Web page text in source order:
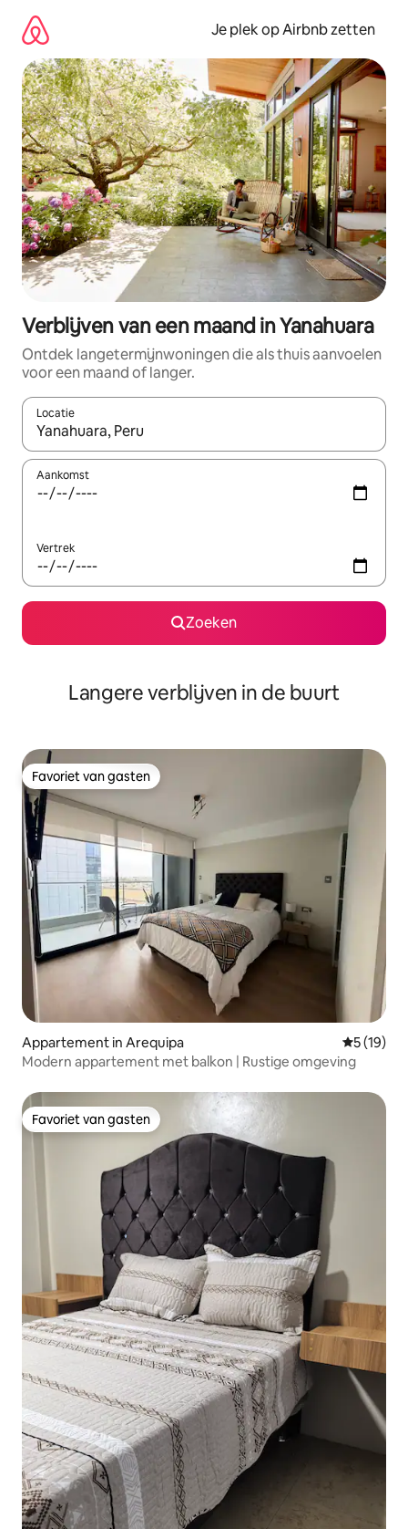
direct
naar
inhoud
Je plek op Airbnb zetten
Verblijven van een maand in Yanahuara
Ontdek langetermijnwoningen die als thuis aanvoelen
voor een maand of langer.
Locatie
Wanneer er resultaten beschikbaar zijn, maak je een keuze
Aankomst
Vertrek
Zoeken
Langere verblijven in de buurt
Favoriet van gasten
Favoriet van gasten
Appartement in Arequipa
5 (19)
Modern appartement met balkon | Rustige omgeving
Favoriet van gasten
Favoriet van gasten